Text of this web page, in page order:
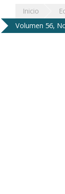
Inicio
Volumen 56,